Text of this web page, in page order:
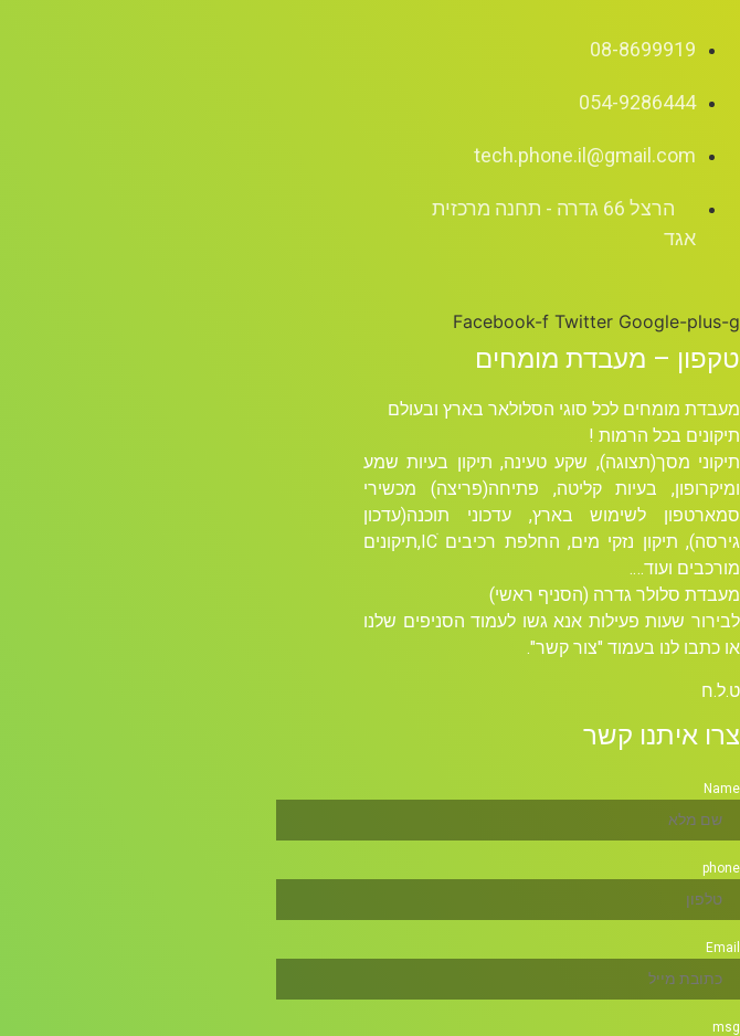
08-8699919
054-9286444
tech.phone.il@gmail.com
הרצל 66 גדרה - תחנה מרכזית
אגד
Facebook-f Twitter Google-plus-g
טקפון – מעבדת מומחים
מעבדת מומחים לכל סוגי הסלולאר בארץ ובעולם
תיקונים בכל הרמות !
תיקוני מסך(תצוגה), שקע טעינה, תיקון בעיות שמע
ומיקרופון, בעיות קליטה, פתיחה(פריצה) מכשירי
סמארטפון לשימוש בארץ, עדכוני תוכנה(עדכון
גירסה), תיקון נזקי מים, החלפת רכיבים ICׁ,תיקונים
מורכבים ועוד….
מעבדת סלולר גדרה (הסניף ראשי)
לבירור שעות פעילות אנא גשו לעמוד הסניפים שלנו
או כתבו לנו בעמוד "צור קשר".
ט.ל.ח
צרו איתנו קשר
Name
phone
Email
msg